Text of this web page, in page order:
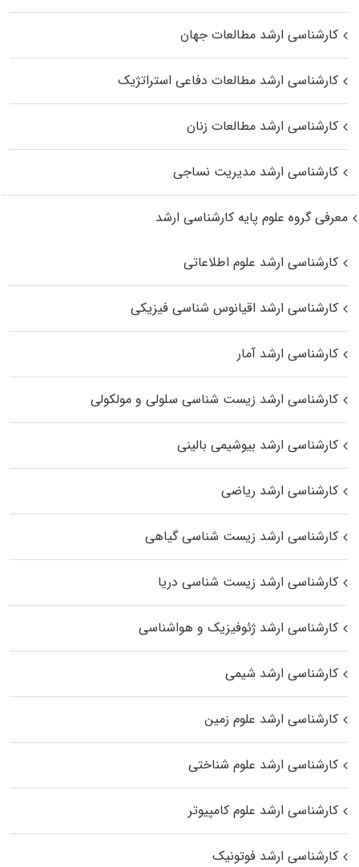
کارشناسی ارشد مطالعات جهان
کارشناسی ارشد مطالعات دفاعی استراتژیک
کارشناسی ارشد مطالعات زنان
کارشناسی ارشد مدیریت نساجی
معرفی گروه علوم پایه کارشناسی ارشد
کارشناسی ارشد علوم اطلاعاتی
کارشناسی ارشد اقیانوس‌ شناسی فیزیکی
کارشناسی ارشد آمار
کارشناسی ارشد زیست شناسی سلولی و مولکولی
کارشناسی ارشد بیوشیمی بالینی
کارشناسی ارشد ریاضی
کارشناسی ارشد زیست‌ شناسی گیاهی
کارشناسی ارشد زیست‌ شناسی دریا
کارشناسی ارشد ژئوفیزیک و هواشناسی
کارشناسی ارشد شیمی
کارشناسی ارشد علوم زمین
کارشناسی ارشد علوم شناختی
کارشناسی ارشد علوم کامپیوتر
کارشناسی ارشد فوتونیک